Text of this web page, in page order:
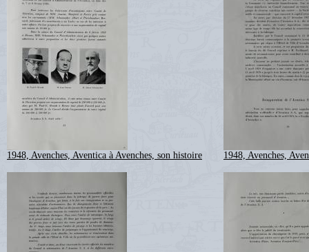
1948, Avenches, Aventica à Avenches, son histoire 1948, Avenches,